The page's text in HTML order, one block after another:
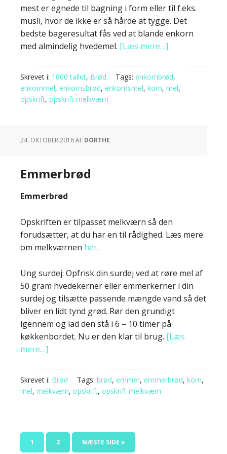
mest er egnede til bagning i form eller til f.eks.
musli, hvor de ikke er så hårde at tygge. Det
bedste bageresultat fås ved at blande enkorn
med almindelig hvedemel. [Læs mere…]
Skrevet i: 1800 tallet, Brød Tags: enkornbrød,
enkornmel, enkornsbrød, enkornsmel, korn, mel,
opskrift, opskrift melkværn
24. OKTOBER 2016AF DORTHE
Emmerbrød
Emmerbrød
Opskriften er tilpasset melkværn så den
forudsætter, at du har en til rådighed. Læs mere
om melkværnen her.
Ung surdej: Opfrisk din surdej ved at røre mel af
50 gram hvedekerner eller emmerkerner i din
surdej og tilsætte passende mængde vand så det
bliver en lidt tynd grød. Rør den grundigt
igennem og lad den stå i 6 – 10 timer på
køkkenbordet. Nu er den klar til brug. [Læs
mere…]
Skrevet i: Brød Tags: brød, emmer, emmerbrød, korn,
mel, melkværn, opskrift, opskrift melkværn
1 2 NÆSTE SIDE »